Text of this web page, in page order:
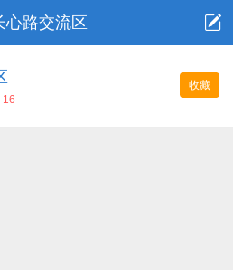
心路交流区
收藏
16